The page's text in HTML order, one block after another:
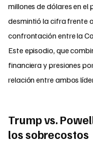
millones de dólares en
desmintió la cifra frente
confrontación entre la
Este episodio, que
financiera y presiones
relación entre ambos
Trump vs.
los sobrecostos